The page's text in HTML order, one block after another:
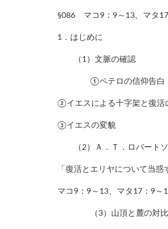
§086 マコ9：9～13、マタ
1．はじめに
（1）文脈の確認
①ペテロの信仰告白
②イエスによる十字架と復活
③イエスの変貌
（2）Ａ．Ｔ．ロバートソ
「復活とエリヤについて当惑
マコ9：9～13、マタ17：9～
（3）山頂と麓の対比